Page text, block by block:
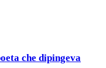
che dipingeva